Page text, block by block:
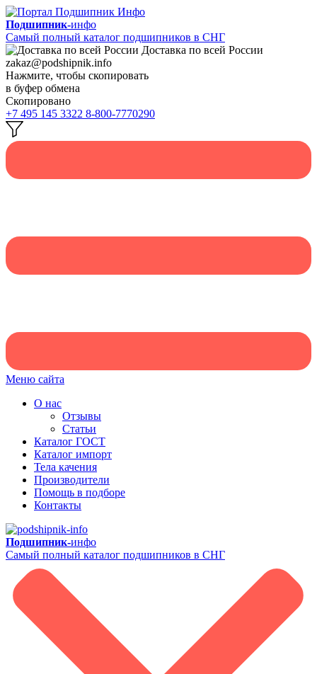
Подшипник-инфо
Самый полный каталог подшипников в СНГ
Доставка по всей России
zakaz@podshipnik.info
Нажмите, чтобы скопировать
в буфер обмена
Скопировано
+7 495 145 3322 8-800-7770290
Меню сайта
О нас
Отзывы
Статьи
Каталог ГОСТ
Каталог импорт
Тела качения
Производители
Помощь в подборе
Контакты
Подшипник-инфо
Самый полный каталог подшипников в СНГ